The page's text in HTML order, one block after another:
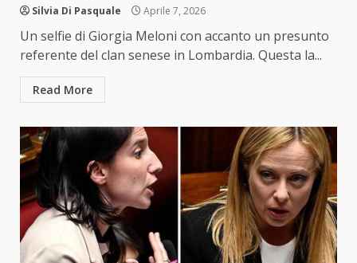
Silvia Di Pasquale Aprile 7, 2026
Un selfie di Giorgia Meloni con accanto un presunto
referente del clan senese in Lombardia. Questa la...
Read More